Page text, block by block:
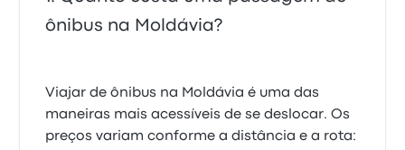
ônibus na Moldávia?
Viajar de ônibus na Moldávia é uma das
maneiras mais acessíveis de se deslocar. Os
preços variam conforme a distância e a rota: